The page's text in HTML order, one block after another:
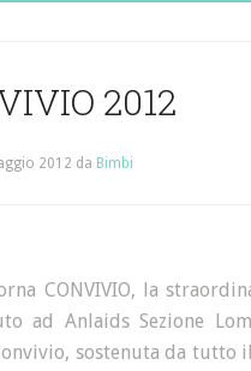
2012
2012 da Bimbi
CONVIVIO, la
ad Anlaids Sezione
sostenuta da tutto